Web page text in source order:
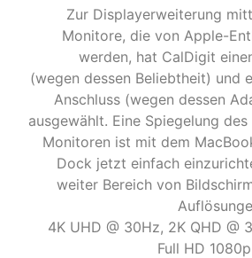
Zur Displayerweiterung
Monitore, die von Apple-
werden, hat CalDigit
(wegen dessen Beliebtheit) und
Anschluss (wegen dessen
ausgewählt. Eine Spiegelung
Monitoren ist mit dem
Dock jetzt einfach
weiter Bereich von
4K UHD @ 30Hz, 2K QHD @
Full HD